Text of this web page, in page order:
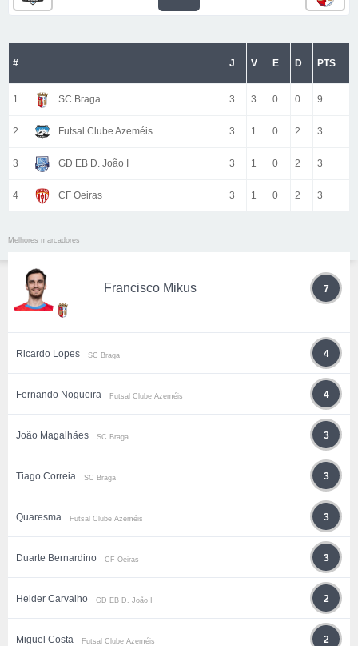
# J V E D PTS
1 SC Braga 3 3 0 0 9
2 Futsal Clube Azeméis 3 1 0 2 3
3 GD EB D. João I 3 1 0 2 3
4 CF Oeiras 3 1 0 2 3
Melhores marcadores
Francisco Mikus 7
Ricardo Lopes SC Braga 4
Fernando Nogueira Futsal Clube Azeméis 4
João Magalhães SC Braga 3
Tiago Correia SC Braga 3
Quaresma Futsal Clube Azeméis 3
Duarte Bernardino CF Oeiras 3
Helder Carvalho GD EB D. João I 2
Miguel Costa Futsal Clube Azeméis 2